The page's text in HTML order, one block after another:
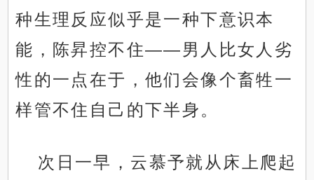
种生理反应似乎是一种下意识本
能，陈昇控不住——男人比女人劣
性的一点在于，他们会像个畜牲一
样管不住自己的下半身。
次日一早，云慕予就从床上爬起